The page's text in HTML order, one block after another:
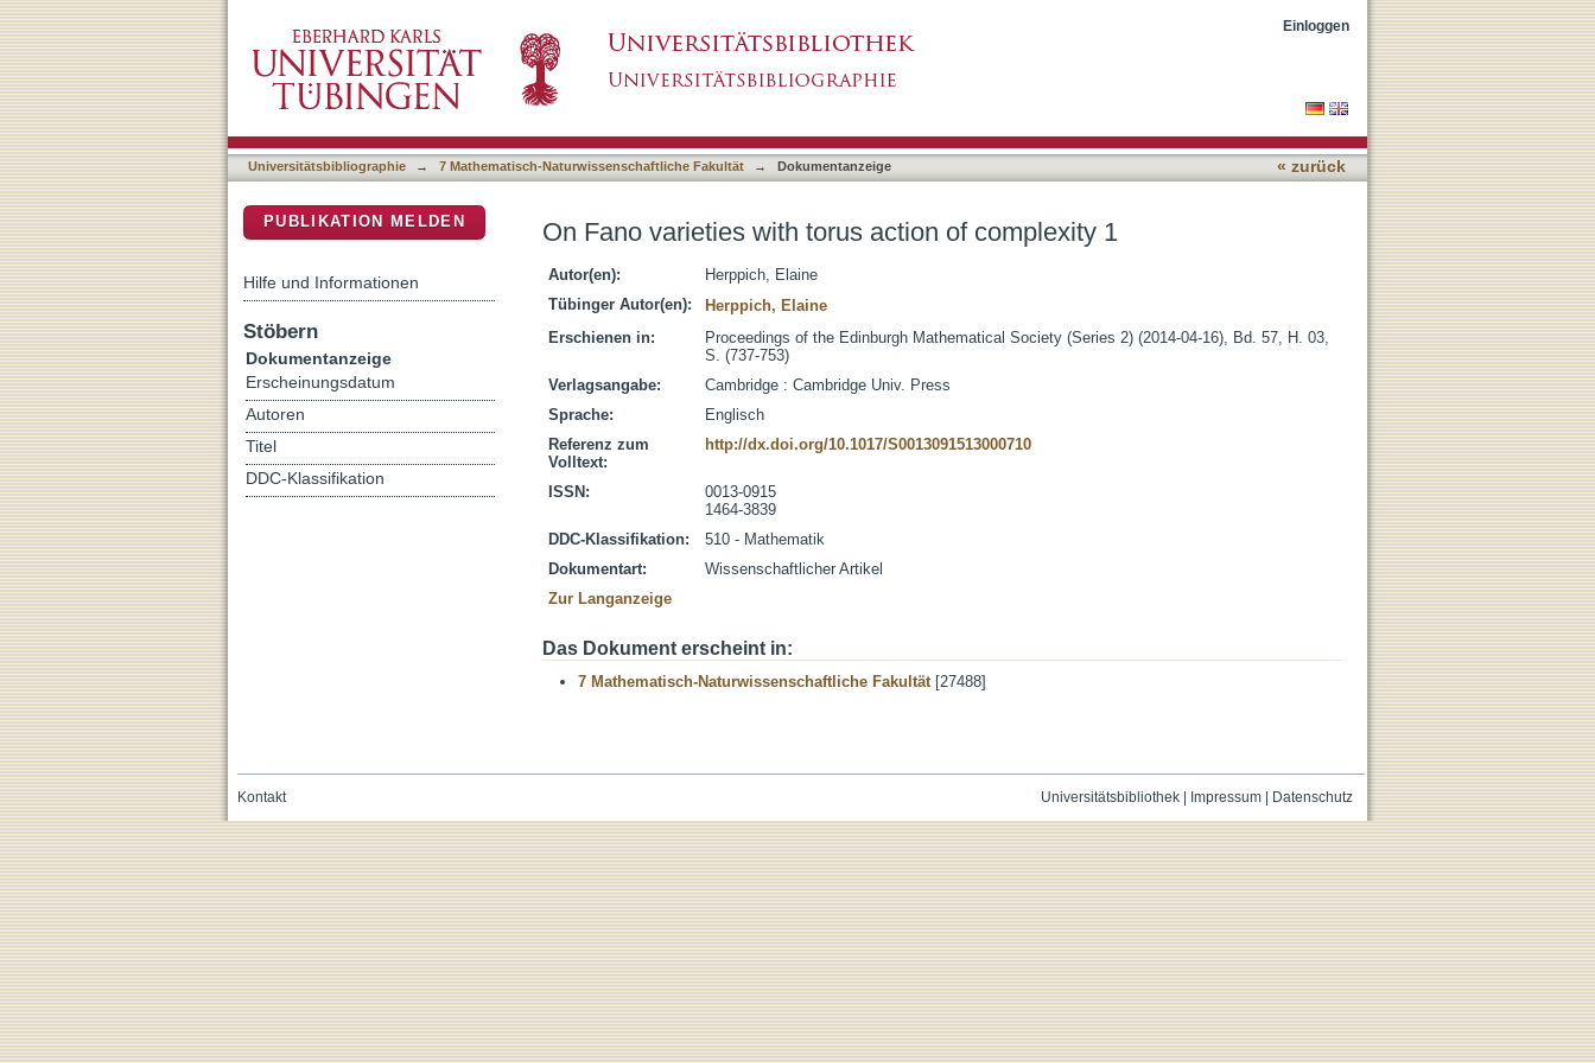
Einloggen
Universitätsbibliographie → 7 Mathematisch-Naturwissenschaftliche Fakultät → Dokumentanzeige « zurück
On Fano varieties with torus action of complexity 1
Autor(en):
Herppich, Elaine
Tübinger Autor(en):
Herppich, Elaine
Erschienen in:
Proceedings of the Edinburgh Mathematical Society (Series 2) (2014-04-16), Bd. 57, H. 03,
S. (737-753)
Verlagsangabe:
Cambridge : Cambridge Univ. Press
Sprache:
Englisch
Referenz zum
Volltext:
http://dx.doi.org/10.1017/S0013091513000710
ISSN:
0013-0915
1464-3839
DDC-Klassifikation:
510 - Mathematik
Dokumentart:
Wissenschaftlicher Artikel
Zur Langanzeige
Das Dokument erscheint in:
7 Mathematisch-Naturwissenschaftliche Fakultät[27488]
PUBLIKATION MELDEN
Hilfe und Informationen
Stöbern
Dokumentanzeige
Erscheinungsdatum
Autoren
Titel
DDC-Klassifikation
Universitätsbibliothek| Impressum| Datenschutz
Kontakt